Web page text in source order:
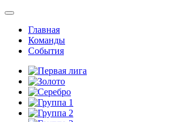
Главная
Команды
События